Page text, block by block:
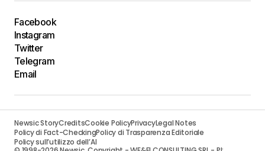
Facebook
Instagram
Twitter
Telegram
Email
Newsic StoryCreditsCookie PolicyPrivacyLegal Notes
Policy di Fact-CheckingPolicy di Trasparenza Editoriale
Policy sull’utilizzo dell’AI